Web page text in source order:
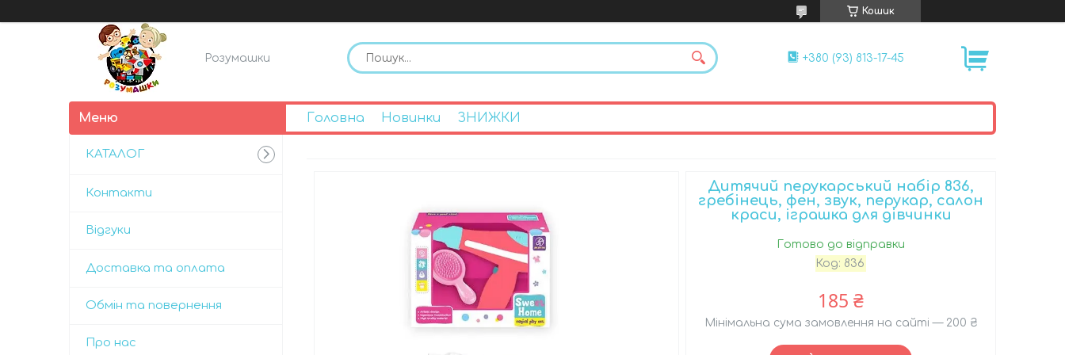
Кошик
Розумашки +380 (93) 813-17-45
Головна Новинки ЗНИЖКИ
Дитячий перукарський набір 836,
гребінець, фен, звук, перукар, салон
краси, іграшка для дівчинки
Готово до відправки
Код: 836
185 ₴
Мінімальна сума замовлення на сайті — 200 ₴
КАТАЛОГ
Контакти
Відгуки
Доставка та оплата
Обмін та повернення
Про нас